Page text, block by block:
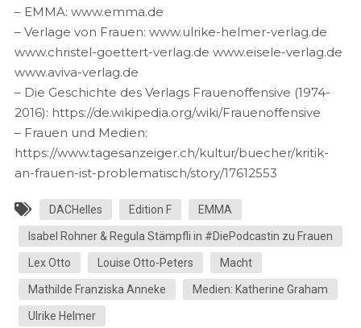
– EMMA: www.emma.de
– Verlage von Frauen: www.ulrike-helmer-verlag.de
www.christel-goettert-verlag.de www.eisele-verlag.de
www.aviva-verlag.de
– Die Geschichte des Verlags Frauenoffensive (1974-
2016): https://de.wikipedia.org/wiki/Frauenoffensive
– Frauen und Medien:
https://www.tagesanzeiger.ch/kultur/buecher/kritik-
an-frauen-ist-problematisch/story/17612553
DACHelles Edition F EMMA
Isabel Rohner & Regula Stämpfli in #DiePodcastin zu Frauen
Lex Otto Louise Otto-Peters Macht
Mathilde Franziska Anneke Medien: Katherine Graham
Ulrike Helmer